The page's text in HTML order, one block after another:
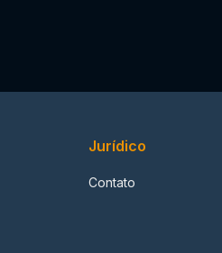
Jurídico
Contato